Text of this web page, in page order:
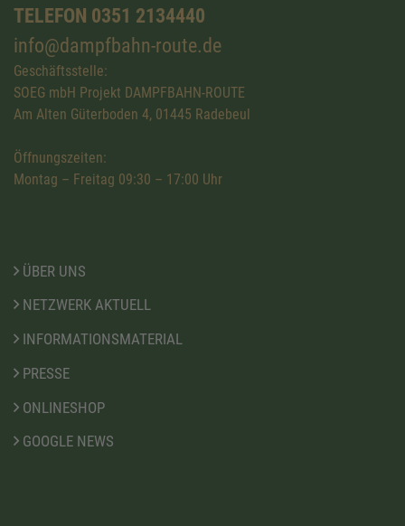
TELEFON 0351 2134440
info@dampfbahn-route.de
Geschäftsstelle:
SOEG mbH Projekt DAMPFBAHN-ROUTE
Am Alten Güterboden 4, 01445 Radebeul
Öffnungszeiten:
Montag – Freitag 09:30 – 17:00 Uhr
ÜBER UNS
NETZWERK AKTUELL
INFORMATIONSMATERIAL
PRESSE
ONLINESHOP
GOOGLE NEWS